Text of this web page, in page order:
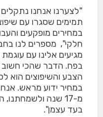
"לצערנו אנחנו
תמימים שסגרו עם
במחירים מופקעים
חלקי", מספרים לנו
מגיעים אלינו עם
בפח. הדבר שהכי חשוב
הצבע והשיפוצים הוא
במחיר ידוע מראש.
מ-17 שנה
בעד עצמן".